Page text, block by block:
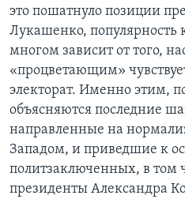
это пошатнуло позиции
Лукашенко, популярность
многом зависит от того,
«процветающим»
электорат. Именно этим,
объясняются последние
направленные на
Западом, и приведшие к
политзаключенных, в том
президенты Александра